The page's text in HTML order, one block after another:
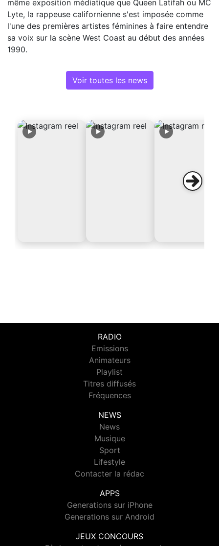
même exposition médiatique que Queen Latifah ou MC
Lyte, la rappeuse californienne s'est imposée comme
l'une des premières artistes féminines à faire entendre
sa voix sur la scène West Coast au début des années
1990.
Voir toutes les news
RADIO
Emissions
Animateurs
Playlist
Titres diffusés
Fréquences
NEWS
News
Musique
Sport
Lifestyle
Contacter la rédac
APPS
Generations sur iPhone
Generations sur Android
JEUX CONCOURS